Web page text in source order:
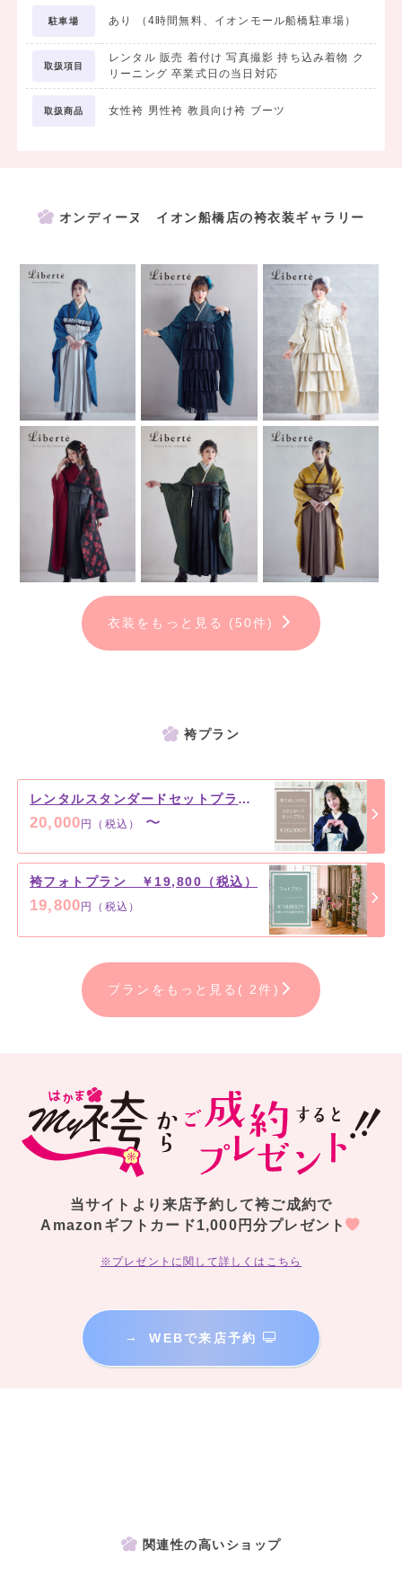
・前撮り着付け
・前撮りメイクアップ
・全身カットデータ
＜アルバム作成をご希望の方＞
データだけではなくアルバムも残しておきたい方には
アルバム台紙をご用意しております。ご希望の方は店舗にてお声がけ
ください。
※アルバム作成には別途料金が発生します。
駐車場 あり （4時間無料、イオンモール船橋駐車場）
取扱項目
レンタル 販売 着付け 写真撮影 持ち込み着物 ク
リーニング 卒業式日の当日対応
取扱商品 女性袴 男性袴 教員向け袴 ブーツ
オンディーヌ イオン船橋店の袴衣装ギャラリー
衣装をもっと見る (50件)
袴プラン
レンタルスタンダードセットプラン ￥20,000（税込）～
20,000円（税込） 〜
袴フォトプラン ￥19,800（税込）
19,800 円（税込）
プランをもっと見る( 2件)
当サイトより来店予約して袴ご成約で
Amazonギフトカード1,000円分プレゼント
※プレゼントに関して詳しくはこちら
→ WEBで来店予約
関連性の高いショップ